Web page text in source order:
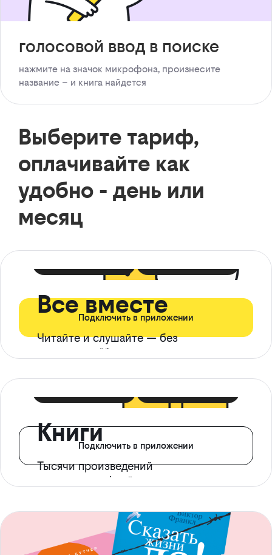
голосовой ввод в поиске
нажмите на значок микрофона, произнесите
название – и книга найдется
Выберите тариф,
оплачивайте как
удобно - день или
месяц
Все вместе
Читайте и слушайте — без
ограничений*
Подключить в приложении
Книги
Тысячи произведений
с доступом офлайн
Подключить в приложении